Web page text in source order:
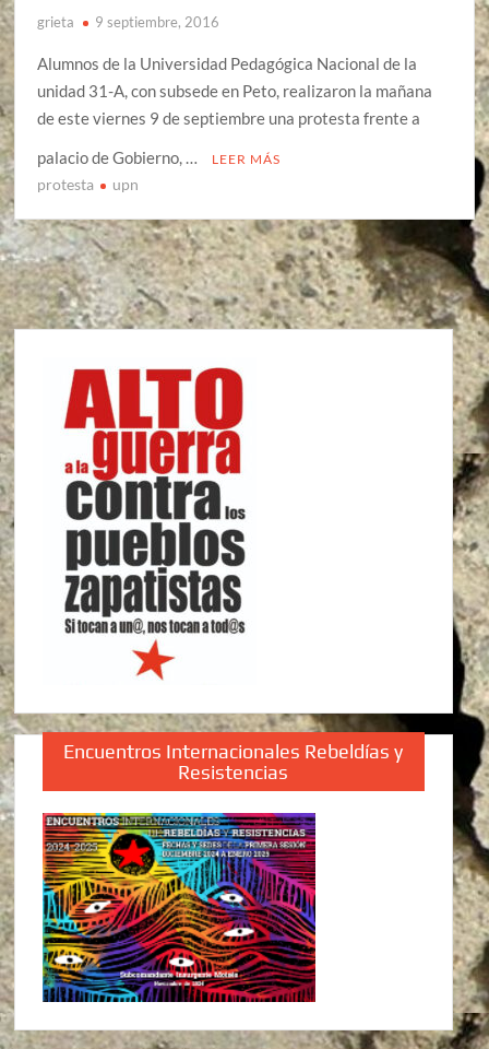
grieta 9 septiembre, 2016
Alumnos de la Universidad Pedagógica Nacional de la
unidad 31-A, con subsede en Peto, realizaron la mañana
de este viernes 9 de septiembre una protesta frente a
palacio de Gobierno, …
LEER MÁS
protesta upn
Encuentros Internacionales Rebeldías y
Resistencias